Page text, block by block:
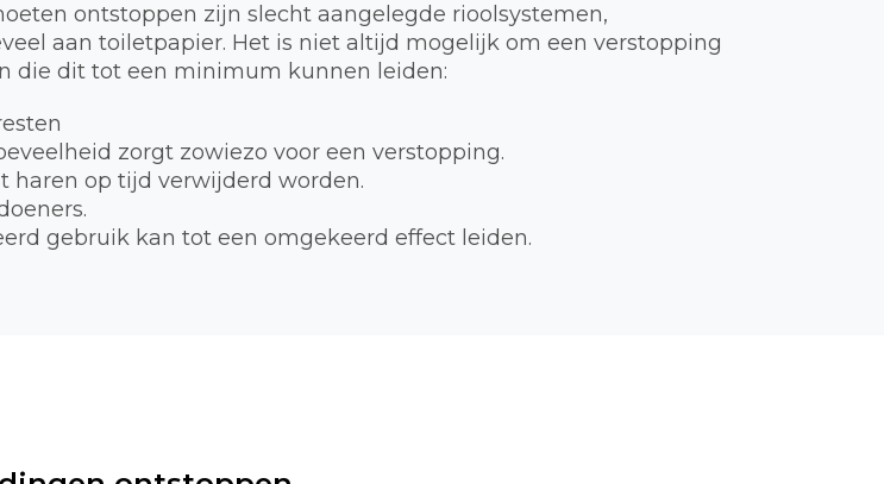
ontstoppen zijn slecht aangelegde rioolsystemen,
aan toiletpapier. Het is niet altijd mogelijk om een verstopping
die dit tot een minimum kunnen leiden:
zorgt zowiezo voor een verstopping.
haren op tijd verwijderd worden.
gebruik kan tot een omgekeerd effect leiden.